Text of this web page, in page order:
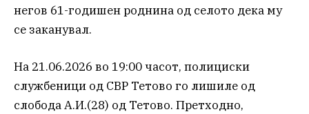
негов 61-годишен роднина од селото дека му
се заканувал.
На 21.06.2026 во 19:00 часот, полициски
службеници од СВР Тетово го лишиле од
слобода А.И.(28) од Тетово. Претходно,